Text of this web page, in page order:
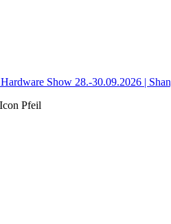
Show 28.-30.09.2026 |